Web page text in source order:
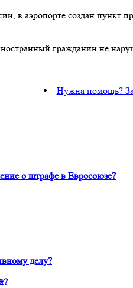
в аэропорте создан пункт
гражданин не
Нужна помощь?
о штрафе в Евросоюзе?
делу?